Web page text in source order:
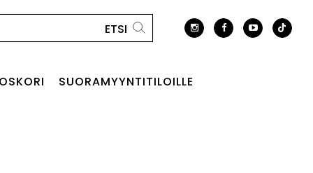
SUORAMYYNTITILOILLE